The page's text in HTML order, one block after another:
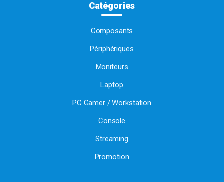
Catégories
Composants
Périphériques
Moniteurs
Laptop
PC Gamer / Workstation
Console
Streaming
Promotion